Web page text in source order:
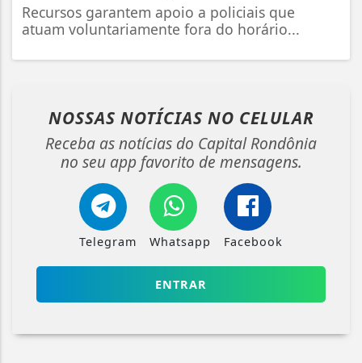
Recursos garantem apoio a policiais que
atuam voluntariamente fora do horário...
NOSSAS NOTÍCIAS NO CELULAR
Receba as notícias do Capital Rondônia
no seu app favorito de mensagens.
Telegram Whatsapp Facebook
ENTRAR